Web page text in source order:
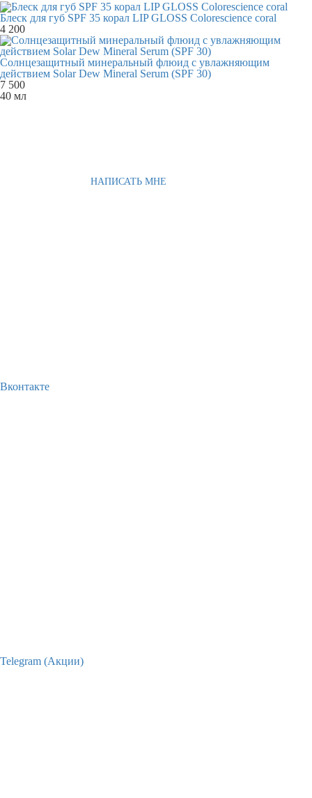
Блеск для губ SPF 35 корал LIP GLOSS Colorescience coral
4 200
Солнцезащитный минеральный флюид с увлажняющим
действием Solar Dew Mineral Serum (SPF 30)
7 500
40 мл
НАПИСАТЬ МНЕ
Вконтакте
Telegram (Акции)